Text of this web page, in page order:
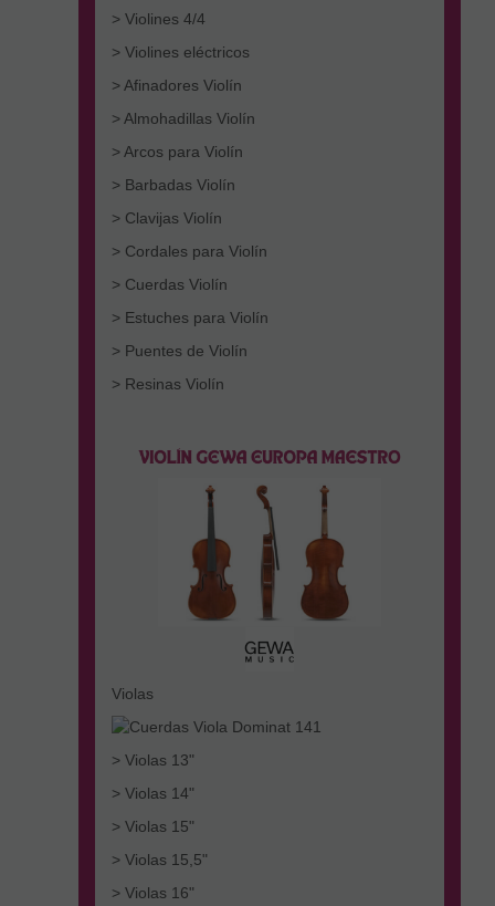
> Violines 4/4
> Violines eléctricos
> Afinadores Violín
> Almohadillas Violín
> Arcos para Violín
> Barbadas Violín
> Clavijas Violín
> Cordales para Violín
> Cuerdas Violín
> Estuches para Violín
> Puentes de Violín
> Resinas Violín
Violas
> Violas 13"
> Violas 14"
> Violas 15"
> Violas 15,5"
> Violas 16"